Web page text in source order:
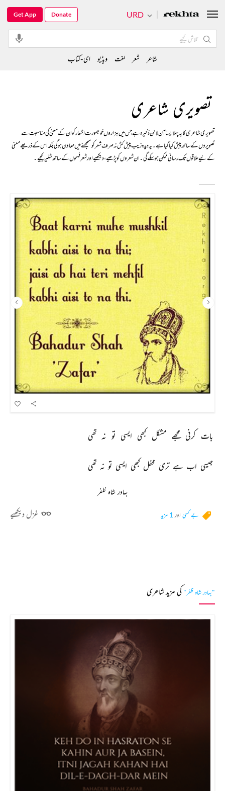
تصویری شاعری
تصویری شاعری کا یہ پہلا ایسا آن لائن ذخیرہ ہے جس میں ہزاروں خوبصورت اشعار کو ان کے معنی کی مناسبت سے
تصویروں کے ساتھ پیش کیا گیا ہے۔ یہ دیدہ زیب پیش کش نہ صرف شعر کو سمجھنے میں معاون ہوگی بلکہ اس کے ذریعے معنی
کے نیےعلاقوں تک رسائی ممکن ہو سکے گی۔ ان شعروں کو پڑھیے، دیکھیے اور شعر فہموں کے ساتھ شئیر کیجیے۔
بات کرنی مجھے مشکل کبھی ایسی تو نہ تھی
جیسی اب ہے تری محفل کبھی ایسی تو نہ تھی
بہادر شاہ ظفر
غزل دیکھیے بے کسی اور 1 مزید
"بہادر شاہ ظفر" کی مزید شاعری
URD
Get App Donate
شاعر شعر لغت ویڈیو ای-کتاب